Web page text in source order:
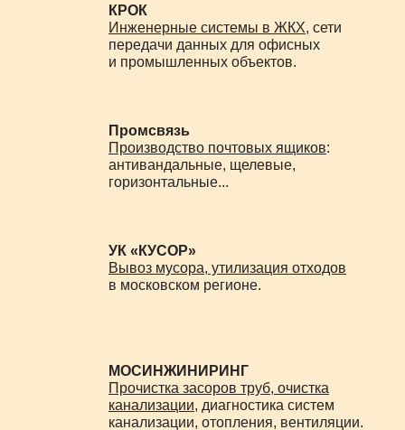
Щёлковский
Дзержинский
Железнодорожный
Звёздный городок
Ивантеевка
КРОК
Инженерные системы в ЖКХ, сети
передачи данных для офисных
и промышленных объектов.
Промсвязь
Производство почтовых ящиков:
антивандальные, щелевые,
горизонтальные...
УК «КУСОР»
Вывоз мусора, утилизация отходов
в московском регионе.
МОСИНЖИНИРИНГ
Прочистка засоров труб, очистка
канализации, диагностика систем
канализации, отопления, вентиляции.